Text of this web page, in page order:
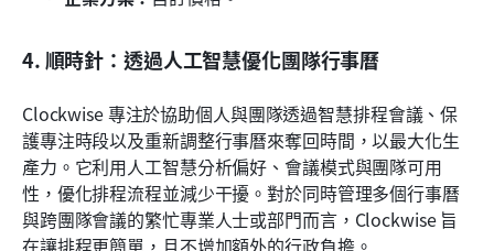
4. 順時針：透過人工智慧優化團隊行事曆
Clockwise 專注於協助個人與團隊透過智慧排程會議、保
護專注時段以及重新調整行事曆來奪回時間，以最大化生
產力。它利用人工智慧分析偏好、會議模式與團隊可用
性，優化排程流程並減少干擾。對於同時管理多個行事曆
與跨團隊會議的繁忙專業人士或部門而言，Clockwise 旨
在讓排程更簡單，且不增加額外的行政負擔。